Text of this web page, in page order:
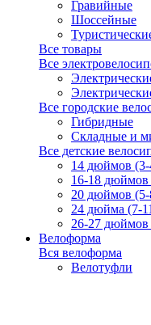
Гравийные
Шоссейные
Все товары
Все
Все городские
Гибридные
Складные и
Все детские
14 дюймов (3-
16-18 дюймов
20 дюймов (5-
24 дюйма (7-
26-27 дюймов
Велоформа
Вся велоформа
Велотуфли